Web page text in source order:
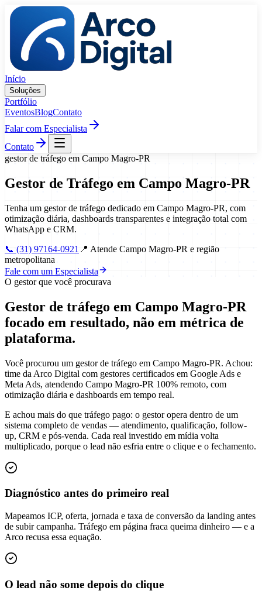
Pular para o conteúdo
Início
Soluções
Portfólio
EventosBlogContato
Falar com Especialista
Contato
gestor de tráfego em Campo Magro-PR
Gestor de Tráfego em Campo Magro-PR
Tenha um gestor de tráfego dedicado em Campo Magro-PR, com
otimização diária, dashboards transparentes e integração total com
WhatsApp e CRM.
📞 (31) 97164-0921 📍 Atende Campo Magro-PR e região
metropolitana
Fale com um Especialista
O gestor que você procurava
Gestor de tráfego em Campo Magro-PR
focado em resultado, não em métrica de
plataforma.
Você procurou um gestor de tráfego em Campo Magro-PR. Achou:
time da Arco Digital com gestores certificados em Google Ads e
Meta Ads, atendendo Campo Magro-PR 100% remoto, com
otimização diária e dashboards em tempo real.
E achou mais do que tráfego pago: o gestor opera dentro de um
sistema completo de vendas — atendimento, qualificação, follow-
up, CRM e pós-venda. Cada real investido em mídia volta
multiplicado, porque o lead não esfria entre o clique e o fechamento.
Diagnóstico antes do primeiro real
Mapeamos ICP, oferta, jornada e taxa de conversão da landing antes
de subir campanha. Tráfego em página fraca queima dinheiro — e a
Arco recusa essa equação.
O lead não some depois do clique